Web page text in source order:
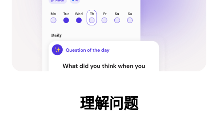
理解问题